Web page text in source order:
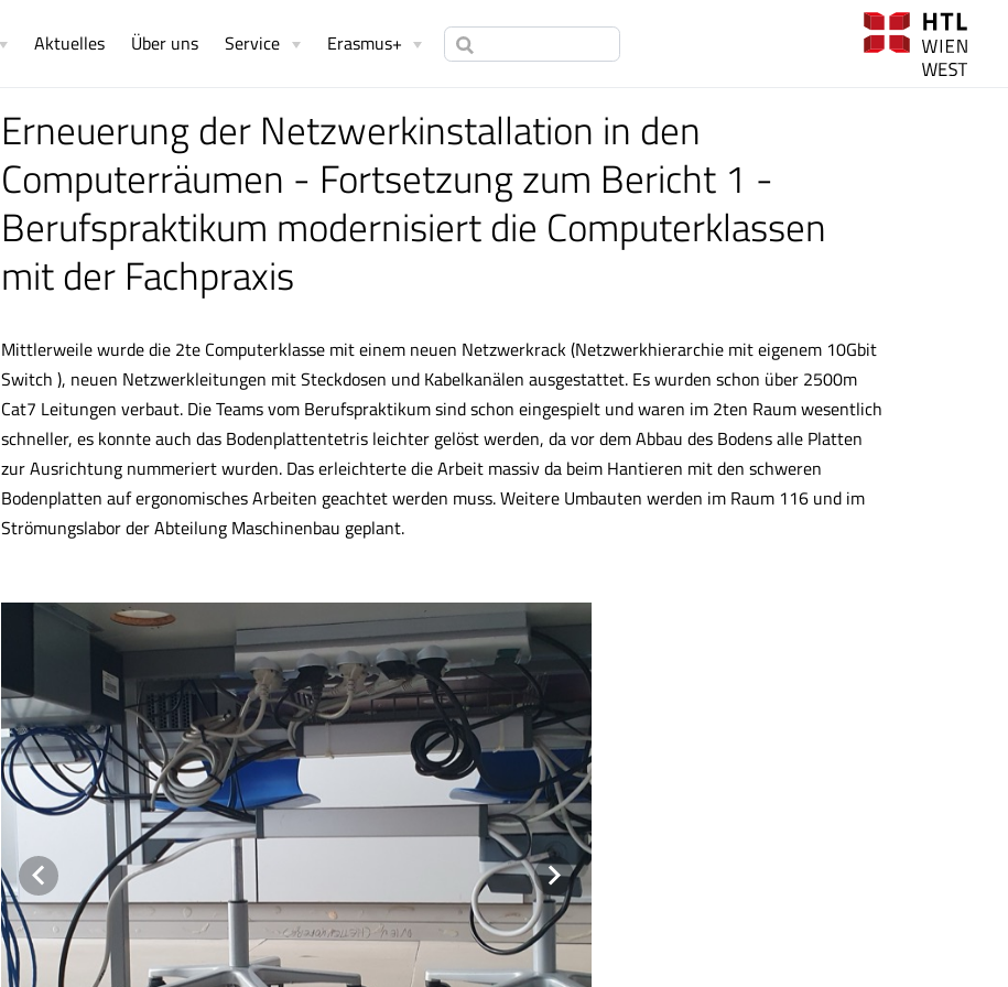
Aktuelles Über uns Service Erasmus+
Erneuerung der Netzwerkinstallation in den
Computerräumen - Fortsetzung zum Bericht 1 -
Berufspraktikum modernisiert die Computerklassen
mit der Fachpraxis
Mittlerweile wurde die 2te Computerklasse mit einem neuen Netzwerkrack (Netzwerkhierarchie mit eigenem 10Gbit
Switch ), neuen Netzwerkleitungen mit Steckdosen und Kabelkanälen ausgestattet. Es wurden schon über 2500m
Cat7 Leitungen verbaut. Die Teams vom Berufspraktikum sind schon eingespielt und waren im 2ten Raum wesentlich
schneller, es konnte auch das Bodenplattentetris leichter gelöst werden, da vor dem Abbau des Bodens alle Platten
zur Ausrichtung nummeriert wurden. Das erleichterte die Arbeit massiv da beim Hantieren mit den schweren
Bodenplatten auf ergonomisches Arbeiten geachtet werden muss. Weitere Umbauten werden im Raum 116 und im
Strömungslabor der Abteilung Maschinenbau geplant.